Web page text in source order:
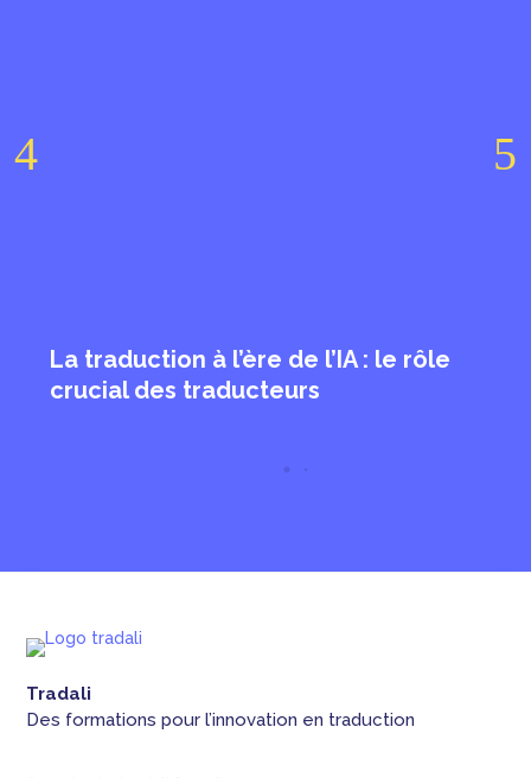
La traduction à l’ère de l’IA : le rôle
crucial des traducteurs
Tradali
Des formations pour l’innovation en traduction